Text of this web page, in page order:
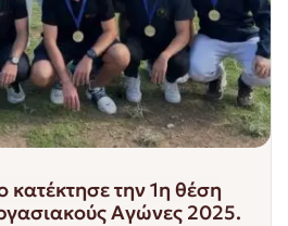
την 1η θέση
Αγώνες 2025.